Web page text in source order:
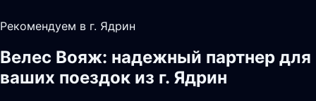
Рекомендуем в г. Ядрин
Велес Вояж: надежный партнер для
ваших поездок из г. Ядрин